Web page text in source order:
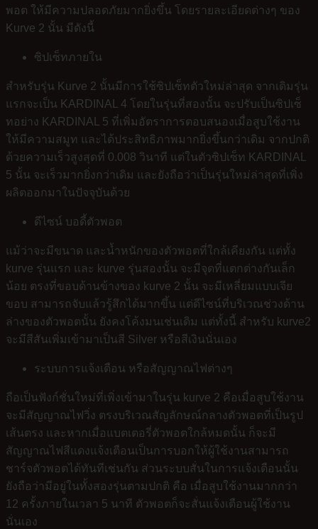
พอต ให้มีความปลอดภัยมากยิ่งขึ้น โดยรายละเอียดต่างๆ ของ
Kurve 2 นั้น มีดังนี้
ซิปเซ็ทภายใน
สำหรับรุ่น Kurve 2 นั้นมีการใช้ซิปเซ็ทตัวใหม่ล่าสุด จากเดิมรุ่น
แรกจะเป็น KARDINAL 4 โดยในรุ่นที่สองนั้น จะปรับเป็นซิปเซ็
ทอย่าง KARDINAL 5 ที่เพิ่มอัตราการตอบสนองเมื่อสูบใช้งาน
ให้มีความสมูท และได้ประสิทธิภาพมากยิ่งขึ้นกว่าเดิม จากปกติ
ด้วยความเร็วสูงสุดที่ 0.008 วินาที แต่ในตัวซิปเซ็ท KARDINAL
5 นั้น จะเร็วมากยิ่งกว่าเดิม และยังถือว่าเป็นรุ่นใหม่ล่าสุดที่เพิ่ง
ผลิตออกมาในปัจจุบันด้วย
ดีไซน์ บอดี้ตัวพอต
แม้ว่าจะมีขนาด และน้ำหนักของตัวพอตที่ใกล้เคียงกัน แต่ทั้ง
kurve รุ่นแรก และ kurve รุ่นสองนั้น จะมีจุดที่แตกต่างกันเล็ก
น้อย ตรงที่ขอบด้านข้างของ kurve 2 นั้น จะมีเหลี่ยมแบบเจีย
ขอบ สามารถจับแล้วรู้สึกได้มากขึ้น แต่ดีไซน์ที่บริเวณช่วงด้าน
ล่างของตัวพอตนั้น ยังคงโค้งมนเช่นเดิม แต่ทั้งนี้ สำหรับ kurve2
จะมีสีสันเพิ่มเข้ามาเป็นสี Silver หรือสีเงินนั่นเอง
ระบบการแจ้งเตือน หรือสัญญาณไฟต่างๆ
ถือเป็นฟังก์ชั่นใหม่ที่เพิ่งเข้ามาในรุ่น kurve 2 คือเมื่อสูบใช้งาน
จะมีสัญญาณไฟวิ่ง ตรงบริเวณสัญลักษณ์กลางตัวพอตที่เป็นรูป
เส้นตรง และหากเมื่อแบตเตอรี่ตัวพอตใกล้หมดนั้น ก็จะมี
สัญญาณไฟสีแดงแจ้งเตือนเป็นการบอกให้ผู้ใช้งานสามารถ
ชาร์จตัวพอตได้ทันทีเช่นกัน ส่วนระบบสั่นในการแจ้งเตือนนั้น
ยังถือว่ามีอยู่ในทั้งสองรุ่นตามปกติ คือ เมื่อสูบใช้งานมากกว่า
12 ครั้งภายในเวลา 5 นาที ตัวพอตก็จะสั่นแจ้งเตือนผู้ใช้งาน
นั่นเอง